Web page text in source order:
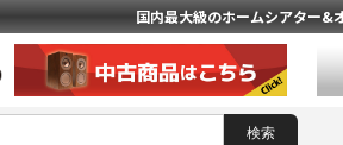
国内最大級のホームシアター&